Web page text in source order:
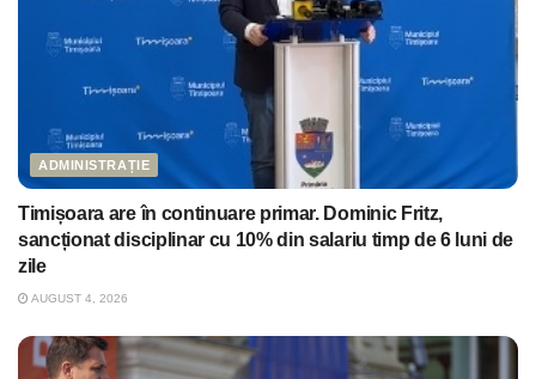
ADMINISTRAȚIE
Timișoara are în continuare primar. Dominic Fritz,
sancționat disciplinar cu 10% din salariu timp de 6 luni de
zile
AUGUST 4, 2026